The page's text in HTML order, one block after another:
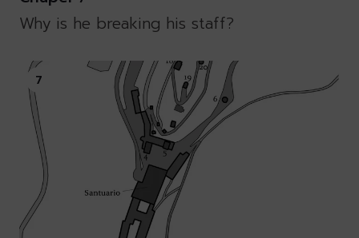
Why is he breaking his staff?
7